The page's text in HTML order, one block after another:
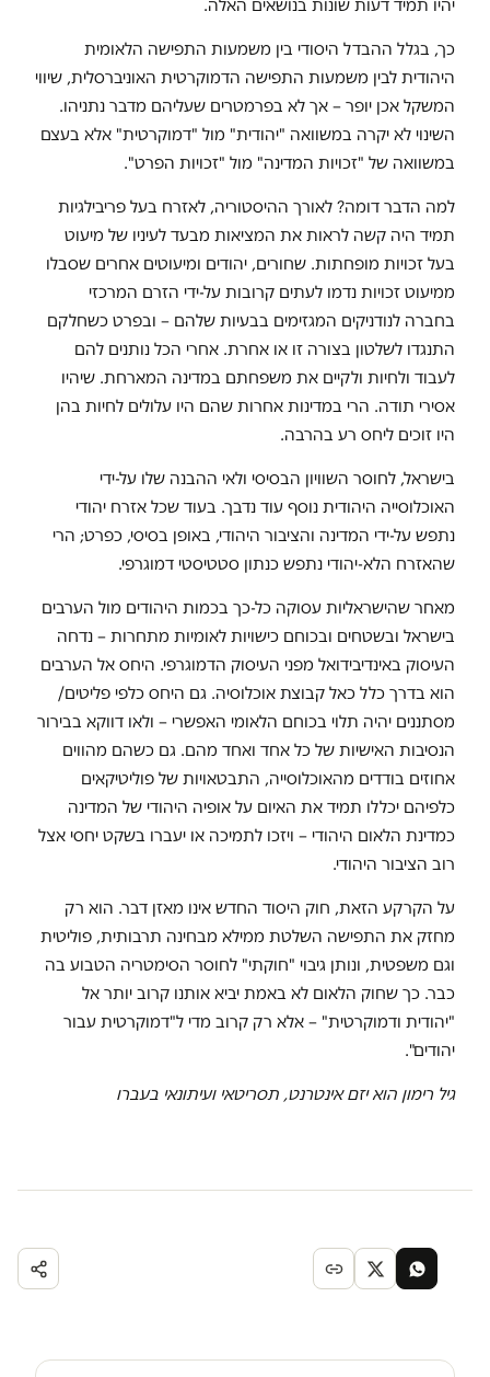
יהיו תמיד דעות שונות בנושאים האלה.
כך, בגלל ההבדל היסודי בין משמעות התפישה הלאומית
היהודית לבין משמעות התפישה הדמוקרטית האוניברסלית, שיווי
המשקל אכן יופר – אך לא בפרמטרים שעליהם מדבר נתניהו.
השינוי לא יקרה במשוואה "יהודית" מול "דמוקרטית" אלא בעצם
במשוואה של "זכויות המדינה" מול "זכויות הפרט".
למה הדבר דומה? לאורך ההיסטוריה, לאזרח בעל פריבילגיות
תמיד היה קשה לראות את המציאות מבעד לעיניו של מיעוט
בעל זכויות מופחתות. שחורים, יהודים ומיעוטים אחרים שסבלו
ממיעוט זכויות נדמו לעתים קרובות על-ידי הזרם המרכזי
בחברה לנודניקים המגזימים בבעיות שלהם – ובפרט כשחלקם
התנגדו לשלטון בצורה זו או אחרת. אחרי הכל נותנים להם
לעבוד ולחיות ולקיים את משפחתם במדינה המארחת. שיהיו
אסירי תודה. הרי במדינות אחרות שהם היו עלולים לחיות בהן
היו זוכים ליחס רע בהרבה.
בישראל, לחוסר השוויון הבסיסי ולאי ההבנה שלו על-ידי
האוכלוסייה היהודית נוסף עוד נדבך. בעוד שכל אזרח יהודי
נתפש על-ידי המדינה והציבור היהודי, באופן בסיסי, כפרט; הרי
שהאזרח הלא-יהודי נתפש כנתון סטטיסטי דמוגרפי.
מאחר שהישראליות עסוקה כל-כך בכמות היהודים מול הערבים
בישראל ובשטחים ובכוחם כישויות לאומיות מתחרות – נדחה
העיסוק באינדיבידואל מפני העיסוק הדמוגרפי. היחס אל הערבים
הוא בדרך כלל כאל קבוצת אוכלוסיה. גם היחס כלפי פליטים/
מסתננים יהיה תלוי בכוחם הלאומי האפשרי – ולאו דווקא בבירור
הנסיבות האישיות של כל אחד ואחד מהם. גם כשהם מהווים
אחוזים בודדים מהאוכלוסייה, התבטאויות של פוליטיקאים
כלפיהם יכללו תמיד את האיום על אופיה היהודי של המדינה
כמדינת הלאום היהודי – ויזכו לתמיכה או יעברו בשקט יחסי אצל
רוב הציבור היהודי.
על הקרקע הזאת, חוק היסוד החדש אינו מאזן דבר. הוא רק
מחזק את התפישה השלטת ממילא מבחינה תרבותית, פוליטית
וגם משפטית, ונותן גיבוי "חוקתי" לחוסר הסימטריה הטבוע בה
כבר. כך שחוק הלאום לא באמת יביא אותנו קרוב יותר אל
"יהודית ודמוקרטית" – אלא רק קרוב מדי ל"דמוקרטית עבור
יהודים".
גיל רימון הוא יזם אינטרנט, תסריטאי ועיתונאי בעברו